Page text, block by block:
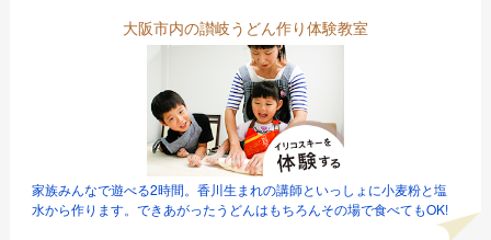
大阪市内の讃岐うどん作り体験教室
家族みんなで遊べる2時間。香川生まれの講師といっしょに小麦粉と塩
水から作ります。できあがったうどんはもちろんその場で食べてもOK!